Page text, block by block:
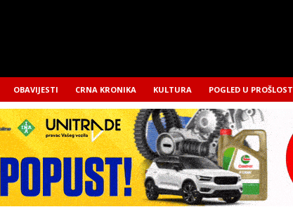
OBAVIJESTI CRNA KRONIKA KULTURA POGLED U PROŠLOST